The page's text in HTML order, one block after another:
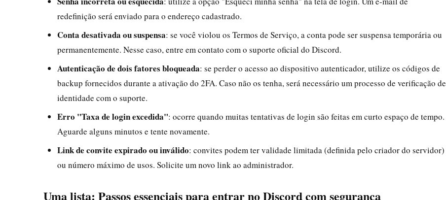
redefinição será enviado para o endereço cadastrado.
Conta desativada ou suspensa: se você violou os Termos de Serviço, a conta pode ser suspensa temporária ou
permanentemente. Nesse caso, entre em contato com o suporte oficial do Discord.
Autenticação de dois fatores bloqueada: se perder o acesso ao dispositivo autenticador, utilize os códigos de
backup fornecidos durante a ativação do 2FA. Caso não os tenha, será necessário um processo de verificação de
identidade com o suporte.
Erro "Taxa de login excedida": ocorre quando muitas tentativas de login são feitas em curto espaço de tempo.
Aguarde alguns minutos e tente novamente.
Link de convite expirado ou inválido: convites podem ter validade limitada (definida pelo criador do servidor)
ou número máximo de usos. Solicite um novo link ao administrador.
Uma lista: Passos essenciais para entrar no Discord com segurança